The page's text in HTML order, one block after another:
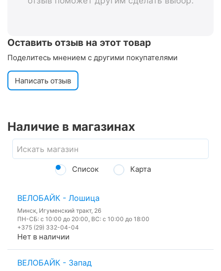
Оставить отзыв на этот товар
Поделитесь мнением с другими покупателями
Написать отзыв
Наличие в магазинах
Список Карта
ВЕЛОБАЙК - Лошица
Минск, Игуменский тракт, 26
ПН-СБ: с 10:00 до 20:00, ВС: с 10:00 до 18:00
+375 (29) 332-04-04
Нет в наличии
ВЕЛОБАЙК - Запад